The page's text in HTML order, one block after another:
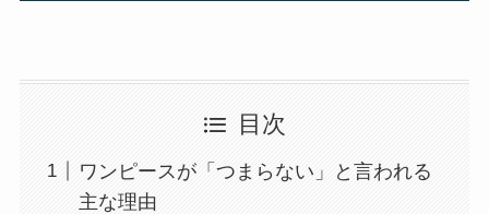
目次
ワンピースが「つまらない」と言われる
主な理由